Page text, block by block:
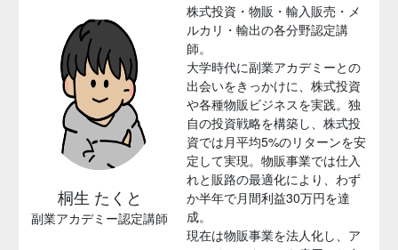
桐生 たくと
副業アカデミー認定講師
株式投資・物販・輸入販売・メ
ルカリ・輸出の各分野認定講
師。
大学時代に副業アカデミーとの
出会いをきっかけに、株式投資
や各種物販ビジネスを実践。独
自の投資戦略を構築し、株式投
資では月平均5%のリターンを安
定して実現。物販事業では仕入
れと販路の最適化により、わず
か半年で月間利益30万円を達
成。
現在は物販事業を法人化し、ア